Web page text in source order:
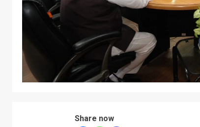
Share now